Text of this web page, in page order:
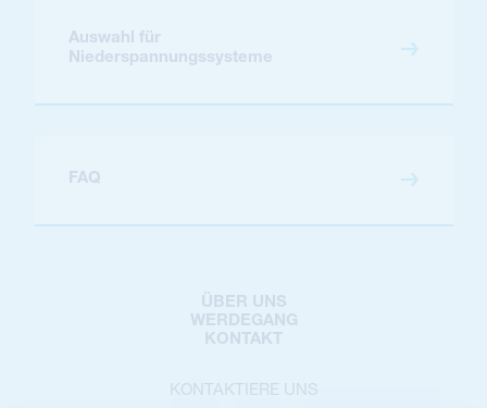
Auswahl für
Niederspannungssysteme
FAQ
ÜBER UNS
WERDEGANG
KONTAKT
KONTAKTIERE UNS